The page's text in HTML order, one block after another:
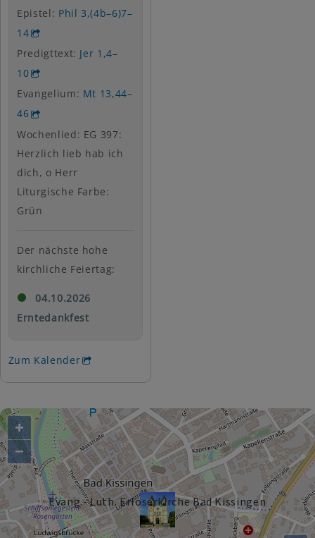
Epistel: Phil 3,(4b–6)7–
14
Predigttext: Jer 1,4–
10
Evangelium: Mt 13,44–
46
Wochenlied: EG 397:
Herzlich lieb hab ich
dich, o Herr
Liturgische Farbe:
Grün
Der nächste hohe
kirchliche Feiertag:
04.10.2026
Erntedankfest
Zum Kalender
Evang.- Luth. Erlöserkirche Bad Kissingen
+
−